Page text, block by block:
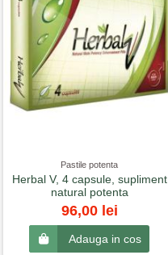
Pastile potenta
Herbal V, 4 capsule, supliment
natural potenta
96,00 lei
Adauga in cos